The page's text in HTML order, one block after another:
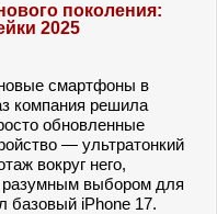
поколения:
2025
смартфоны в
компания решила
обновленные
— ультратонкий
вокруг него,
выбором для
базовый iPhone 17.